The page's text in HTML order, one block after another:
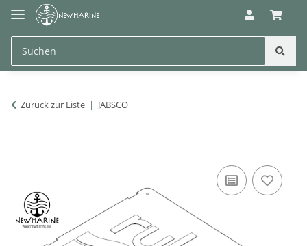
Zurück zur Liste JABSCO